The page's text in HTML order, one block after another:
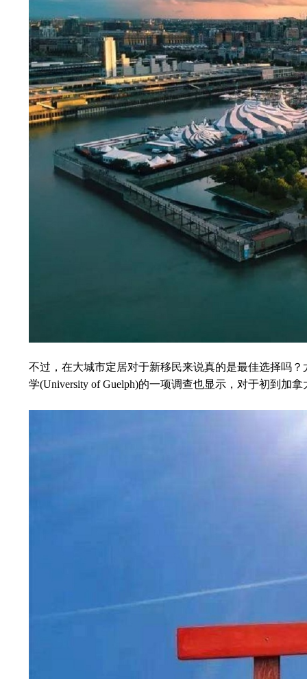
不过，在大城市定居对于新移民来说真的是最佳选择吗
学(University of Guelph)的一项调查也显示，对于初到加